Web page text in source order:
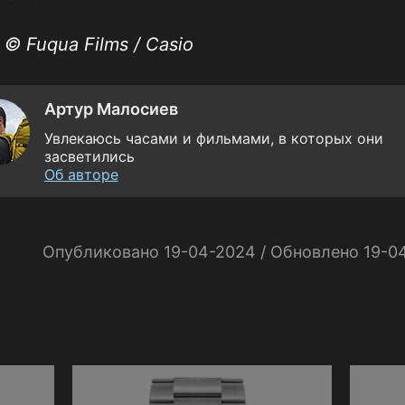
Fuqua Films / Casio
Артур Малосиев
Увлекаюсь часами и фильмами, в которых они
засветились
Об авторе
Опубликовано 19-04-2024 / Обновлено 19-